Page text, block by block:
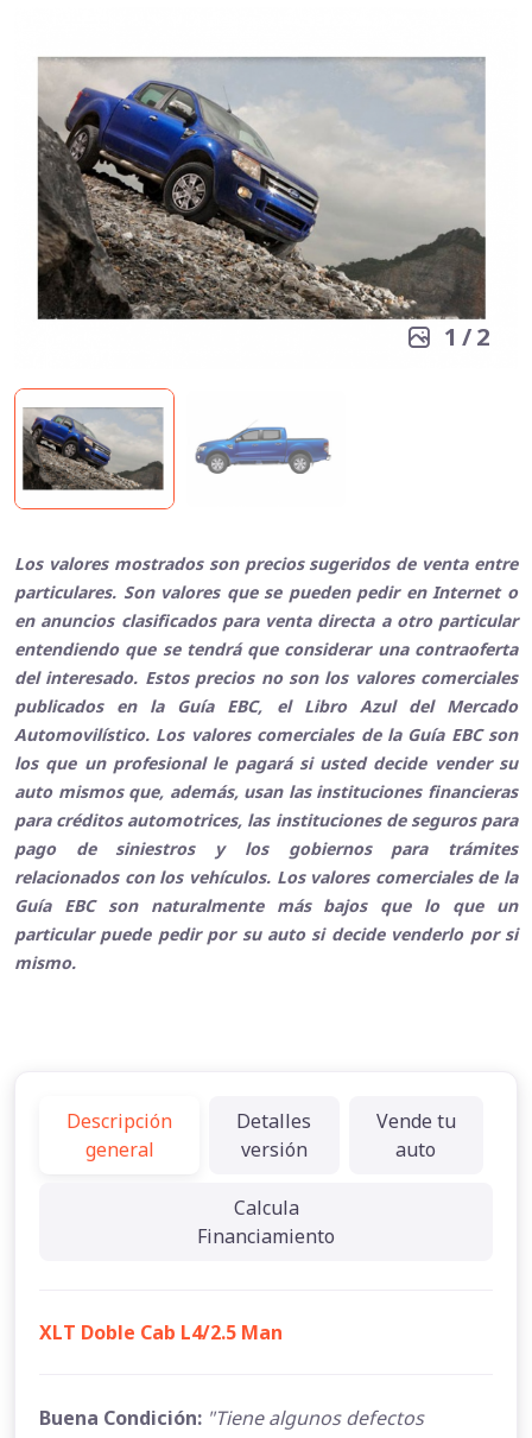
1 /2
Los valores mostrados son precios sugeridos de venta entre
particulares. Son valores que se pueden pedir en Internet o
en anuncios clasificados para venta directa a otro particular
entendiendo que se tendrá que considerar una contraoferta
del interesado. Estos precios no son los valores comerciales
publicados en la Guía EBC, el Libro Azul del Mercado
Automovilístico. Los valores comerciales de la Guía EBC son
los que un profesional le pagará si usted decide vender su
auto mismos que, además, usan las instituciones financieras
para créditos automotrices, las instituciones de seguros para
pago de siniestros y los gobiernos para trámites
relacionados con los vehículos. Los valores comerciales de la
Guía EBC son naturalmente más bajos que lo que un
particular puede pedir por su auto si decide venderlo por si
mismo.
Descripción
general
Detalles
versión
Vende tu
auto
Calcula
Financiamiento
XLT Doble Cab L4/2.5 Man
Buena Condición: "Tiene algunos defectos